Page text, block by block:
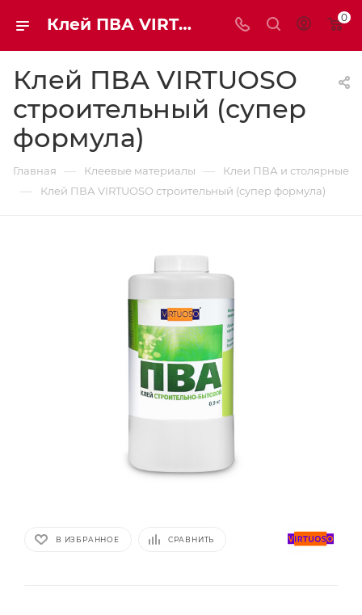
Клей ПВА VIRTUOSO строительный (супер формула) | Мaxim-stroy 0
Клей ПВА VIRTUOSO
строительный (супер
формула)
Главная — Клеевые материалы — Клеи ПВА и столярные
— Клей ПВА VIRTUOSO строительный (супер формула)
В ИЗБРАННОЕ СРАВНИТЬ